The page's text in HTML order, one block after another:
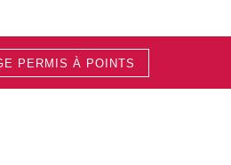
PERMIS À POINTS